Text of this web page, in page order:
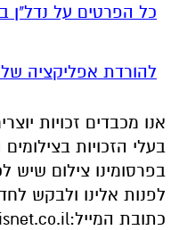
כל הפרטים על נדל"ן
להורדת אפליקציה
אנו מכבדים זכויות
בעלי הזכויות
בפרסומינו צילום שיש
לפנות אלינו ולבקש
כתובת המייל: